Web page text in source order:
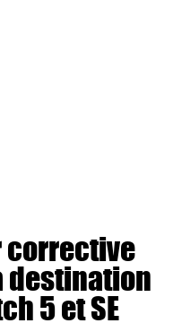
corrective
destination
5 et SE